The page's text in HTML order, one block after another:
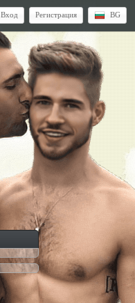
Вход Регистрация BG